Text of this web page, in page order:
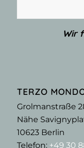
Wir
TERZO
Grolmanstraße
Nähe
10623Berlin
Telefon: +49 30